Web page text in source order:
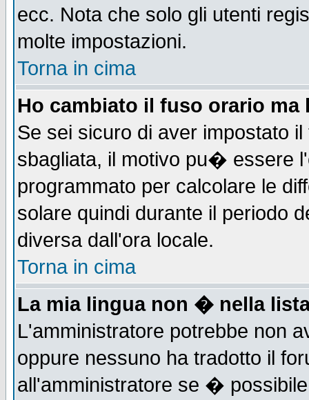
ecc. Nota che solo gli utenti
molte impostazioni.
Torna in cima
Ho cambiato il fuso orario
Se sei sicuro di aver impostato
sbagliata, il motivo pu� essere
programmato per calcolare le
solare quindi durante il periodo
diversa dall'ora locale.
Torna in cima
La mia lingua non � nella
L'amministratore potrebbe non
oppure nessuno ha tradotto il
all'amministratore se �